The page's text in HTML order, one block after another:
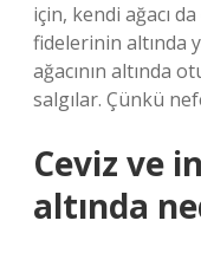
için, kendi ağacı
fidelerinin altında
ağacının altında
salgılar. Çünkü
Ceviz ve
altında